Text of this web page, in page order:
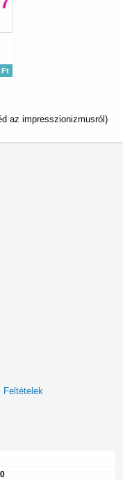
Ft
az impresszionizmusról)
Feltételek